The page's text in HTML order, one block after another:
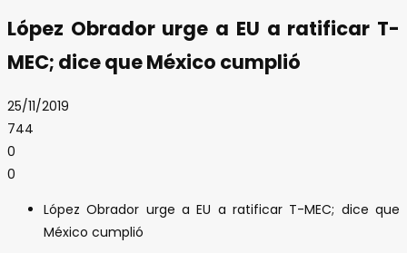
López Obrador urge a EU a ratificar T-
MEC; dice que México cumplió
25/11/2019
744
0
0
López Obrador urge a EU a ratificar T-MEC; dice que
México cumplió